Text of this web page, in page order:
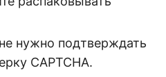
нужно подтверждать
CAPTCHA.